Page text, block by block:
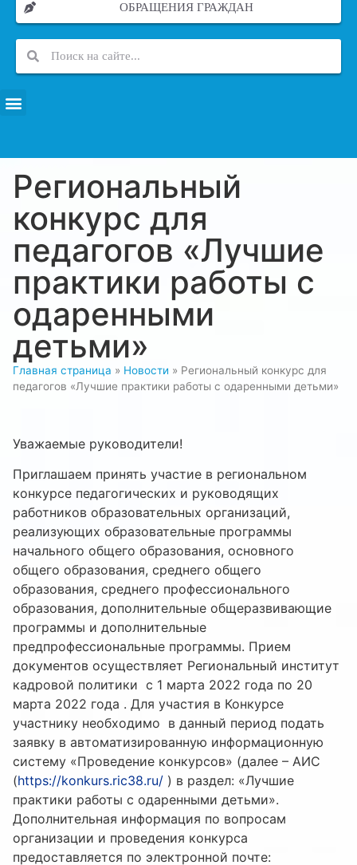
ОБРАЩЕНИЯ ГРАЖДАН
Региональный
конкурс для
педагогов «Лучшие
практики работы с
одаренными
детьми»
Главная страница » Новости » Региональный конкурс для
педагогов «Лучшие практики работы с одаренными детьми»
Уважаемые руководители!
Приглашаем принять участие в региональном
конкурсе педагогических и руководящих
работников образовательных организаций,
реализующих образовательные программы
начального общего образования, основного
общего образования, среднего общего
образования, среднего профессионального
образования, дополнительные общеразвивающие
программы и дополнительные
предпрофессиональные программы. Прием
документов осуществляет Региональный институт
кадровой политики с 1 марта 2022 года по 20
марта 2022 года . Для участия в Конкурсе
участнику необходимо в данный период подать
заявку в автоматизированную информационную
систему «Проведение конкурсов» (далее – АИС
(https://konkurs.ric38.ru/ ) в раздел: «Лучшие
практики работы с одаренными детьми».
Дополнительная информация по вопросам
организации и проведения конкурса
предоставляется по электронной почте: